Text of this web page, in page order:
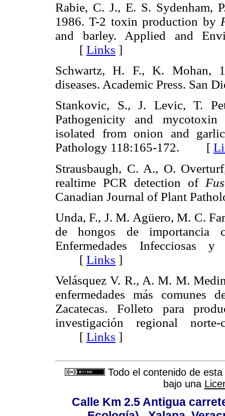
Rabie, C. J., E. S. Sydenham,
1986. T-2 toxin production by
and barley. Applied and
[ Links ]
Schwartz, H. F., K. Mohan,
diseases. Academic Press.
Stankovic, S., J. Levic, T.
Pathogenicity and
isolated from onion and
Pathology 118:165-172. [
Strausbaugh, C. A., O.
realtime PCR detection of
Canadian Journal of Plant
Unda, F., J. M. Agüero, M. C.
de hongos de importancia
Enfermedades Infecciosas
[ Links ]
Velásquez V. R., A. M. M.
enfermedades más
Zacatecas. Folleto para
investigación regional
[ Links ]
Todo el contenido de
bajo una
Calle Km 2.5 Antigua